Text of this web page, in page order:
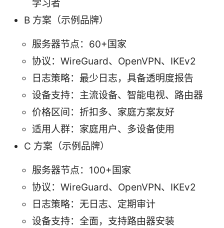
学习者
B 方案（示例品牌）
服务器节点：60+国家
协议：WireGuard、OpenVPN、IKEv2
日志策略：最少日志，具备透明度报告
设备支持：主流设备、智能电视、路由器
价格区间：折扣多、家庭方案友好
适用人群：家庭用户、多设备使用
C 方案（示例品牌）
服务器节点：100+国家
协议：WireGuard、OpenVPN、IKEv2
日志策略：无日志、定期审计
设备支持：全面，支持路由器安装